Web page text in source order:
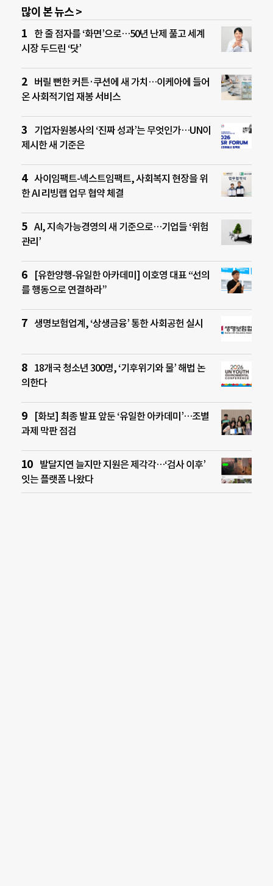
많이 본 뉴스 >
한 줄 점자를 ‘화면’으로…50년 난제 풀고 세계
시장 두드린 ‘닷’
버릴 뻔한 커튼·쿠션에 새 가치…이케아에 들어
온 사회적기업 재봉 서비스
기업자원봉사의 ‘진짜 성과’는 무엇인가…UN이
제시한 새 기준은
사이임팩트-넥스트임팩트, 사회복지 현장을 위
한 AI 리빙랩 업무 협약 체결
AI, 지속가능경영의 새 기준으로…기업들 ‘위험
관리’
[유한양행-유일한 아카데미] 이호영 대표 “선의
를 행동으로 연결하라”
생명보험업계, ‘상생금융’ 통한 사회공헌 실시
18개국 청소년 300명, ‘기후위기와 물’ 해법 논
의한다
[화보] 최종 발표 앞둔 ‘유일한 아카데미’…조별
과제 막판 점검
발달지연 늘지만 지원은 제각각…‘검사 이후’
잇는 플랫폼 나왔다